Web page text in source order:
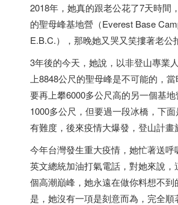
2018年，她真的跟老公花了7天時間
的聖母峰基地營（Everest Base
E.B.C.），那晚她又哭又笑摟著老公
3年後的今天，她說，以非登山專業
上8848公尺的聖母峰是不可能的，
要再上攀6000多公尺高的另一個基
1000多公尺，但要過一段冰橋，下
有難度，後來疫情大爆發，登山計畫
今年台灣發生重大疫情，她忙著送呼
英文總統加油打氣電話，對她來說，
個高潮巔峰，她永遠在做你料想不到
是，她沒有一項是刻意而為，完全順